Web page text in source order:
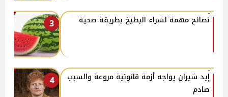
3 نصائح مهمة لشراء البطيخ بطريقة صحية
4
إيد شيران يواجه أزمة قانونية مروعة والسبب
صادم